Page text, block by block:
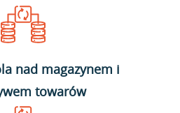
nad magazynem i
towarów